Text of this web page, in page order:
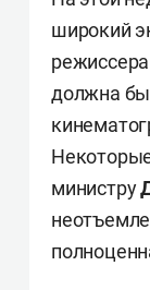
широкий
должна
министру